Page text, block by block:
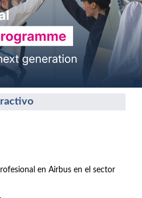
en Airbus en el sector